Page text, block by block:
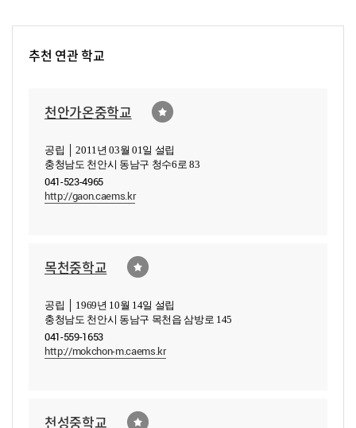
추천 연관 학교
천안가온중학교
공립 │ 2011년 03월 01일 설립
충청남도 천안시 동남구 청수6로 83
041-523-4965
http://gaon.caems.kr
목천중학교
공립 │ 1969년 10월 14일 설립
충청남도 천안시 동남구 목천읍 삼방로 145
041-559-1653
http://mokchon-m.caems.kr
천성중학교